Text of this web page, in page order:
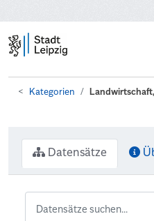
Kategorien
Datensätze